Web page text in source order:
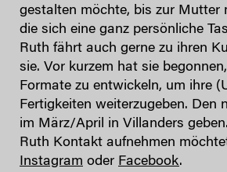
gestalten möchte, bis zur Mutter
die sich eine ganz persönliche
Ruth fährt auch gerne zu ihren
sie. Vor kurzem hat sie
Formate zu entwickeln, um ihre
Fertigkeiten weiterzugeben. Den
im März/April in Villanders
Ruth Kontakt aufnehmen
Instagram oder Facebook.